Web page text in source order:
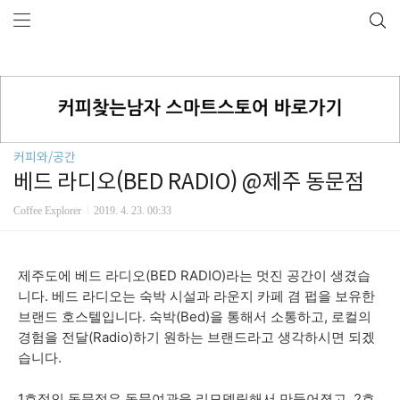
커피와/공간
베드 라디오(BED RADIO) @제주 동문점
Coffee Explorer 2019. 4. 23. 00:33
제주도에 베드 라디오(BED RADIO)라는 멋진 공간이 생겼습
니다. 베드 라디오는 숙박 시설과 라운지 카페 겸 펍을 보유한
브랜드 호스텔입니다. 숙박(Bed)을 통해서 소통하고, 로컬의
경험을 전달(Radio)하기 원하는 브랜드라고 생각하시면 되겠
습니다.